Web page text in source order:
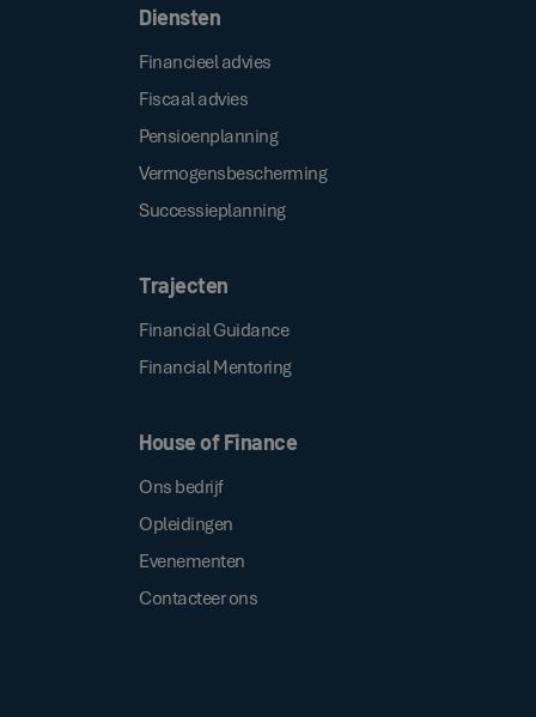
Diensten
Financieel advies
Fiscaal advies
Pensioenplanning
Vermogensbescherming
Successieplanning
Trajecten
Financial Guidance
Financial Mentoring
House of Finance
Ons bedrijf
Opleidingen
Evenementen
Contacteer ons